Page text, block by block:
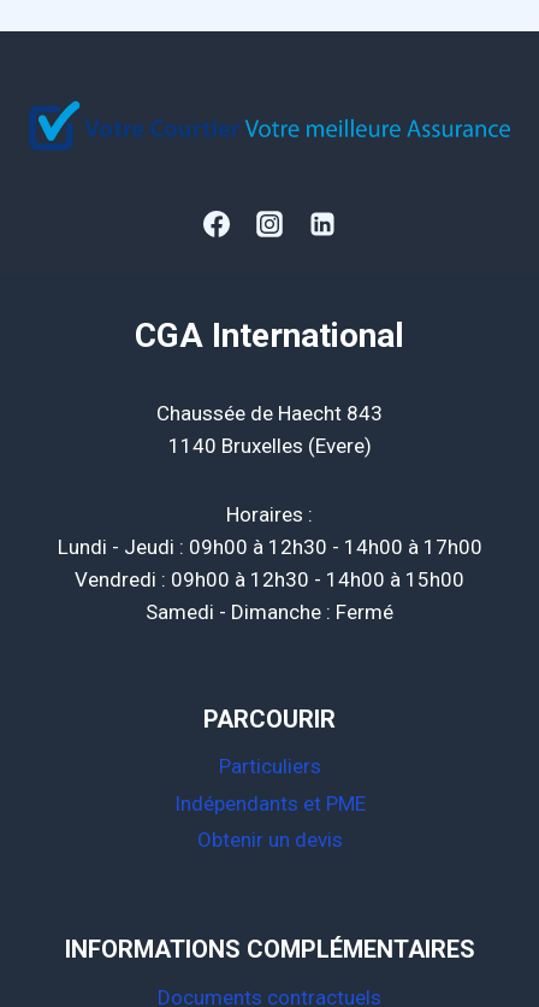
CGA International
Chaussée de Haecht 843
1140 Bruxelles (Evere)
Horaires :
Lundi - Jeudi : 09h00 à 12h30 - 14h00 à 17h00
Vendredi : 09h00 à 12h30 - 14h00 à 15h00
Samedi - Dimanche : Fermé
PARCOURIR
Particuliers
Indépendants et PME
Obtenir un devis
INFORMATIONS COMPLÉMENTAIRES
Documents contractuels